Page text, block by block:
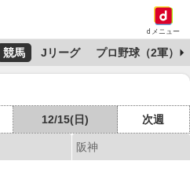
dメニュー
競馬 Jリーグ プロ野球（2軍）
12/15(日) 次週
阪神